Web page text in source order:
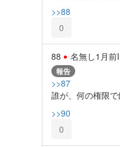
>>88
0
88 名無し1月前
報告
>>87
誰が、何の権限
>>90
0